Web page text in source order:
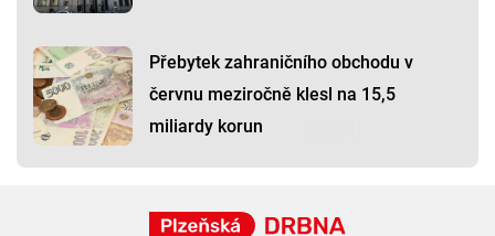
Přebytek zahraničního obchodu v
červnu meziročně klesl na 15,5
miliardy korun